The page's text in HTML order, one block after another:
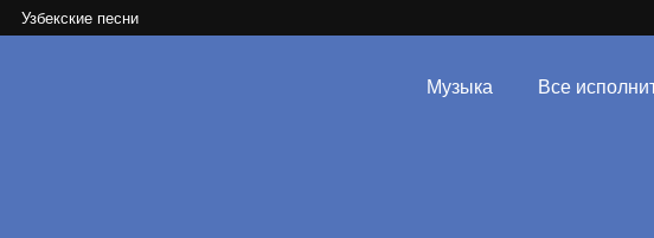
Узбекские песни
Музыка Все